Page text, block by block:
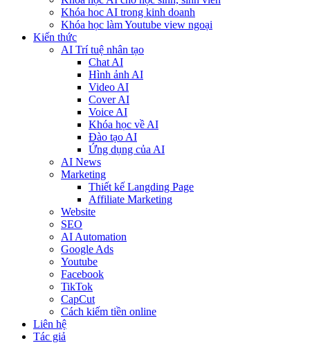
Khóa hoc AI trong kinh doanh
Khóa học làm Youtube view ngoại
Kiến thức
AI Trí tuệ nhân tạo
Chat AI
Hình ảnh AI
Video AI
Cover AI
Voice AI
Khóa học về AI
Đào tạo AI
Ứng dụng của AI
AI News
Marketing
Thiết kế Langding Page
Affiliate Marketing
Website
SEO
AI Automation
Google Ads
Youtube
Facebook
TikTok
CapCut
Cách kiếm tiền online
Liên hệ
Tác giả